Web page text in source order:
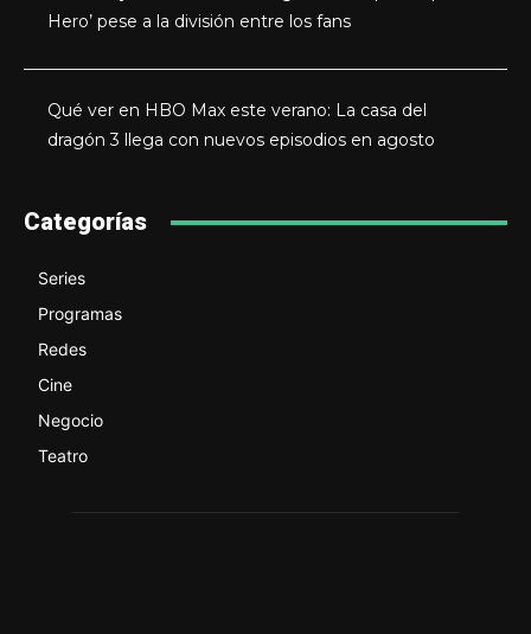
Hero’ pese a la división entre los fans
Qué ver en HBO Max este verano: La casa del
dragón 3 llega con nuevos episodios en agosto
Categorías
Series
Programas
Redes
Cine
Negocio
Teatro